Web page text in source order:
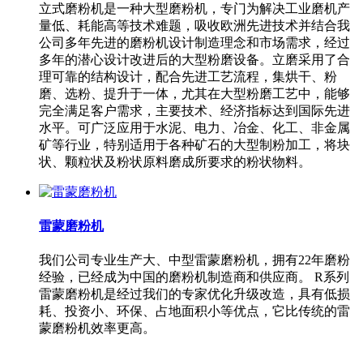
立式磨粉机是一种大型磨粉机，专门为解决工业磨机产
量低、耗能高等技术难题，吸收欧洲先进技术并结合我
公司多年先进的磨粉机设计制造理念和市场需求，经过
多年的潜心设计改进后的大型粉磨设备。立磨采用了合
理可靠的结构设计，配合先进工艺流程，集烘干、粉
磨、选粉、提升于一体，尤其在大型粉磨工艺中，能够
完全满足客户需求，主要技术、经济指标达到国际先进
水平。可广泛应用于水泥、电力、冶金、化工、非金属
矿等行业，特别适用于各种矿石的大型制粉加工，将块
状、颗粒状及粉状原料磨成所要求的粉状物料。
雷蒙磨粉机
我们公司专业生产大、中型雷蒙磨粉机，拥有22年磨粉
经验，已经成为中国的磨粉机制造商和供应商。 R系列
雷蒙磨粉机是经过我们的专家优化升级改造，具有低损
耗、投资小、环保、占地面积小等优点，它比传统的雷
蒙磨粉机效率更高。